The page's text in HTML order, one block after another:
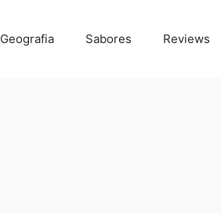
Geografia Sabores Reviews